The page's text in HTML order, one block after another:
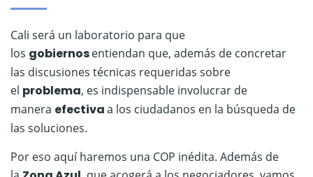
Cali será un laboratorio para que
los gobiernosentiendan que, además de concretar
las discusiones técnicas requeridas sobre
el problema, es indispensable involucrar de
manera efectivaa los ciudadanos en la búsqueda de
las soluciones.
Por eso aquí haremos una COP inédita. Además de